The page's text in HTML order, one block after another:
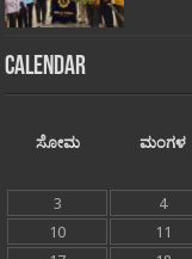
Calendar
ಸೋಮ
ಮಂಗಳ
3
4
10
11